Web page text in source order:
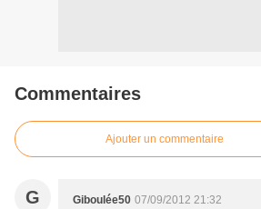
Commentaires
Ajouter un commentaire
G Giboulée50 07/09/2012 21:32